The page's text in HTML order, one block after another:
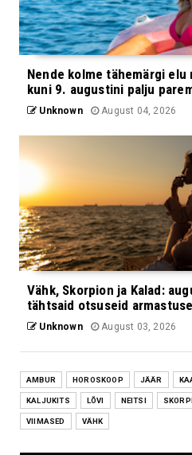
Nende kolme tähemärgi
kuni 9. augustini palju
Unknown August 04, 2026
Vähk, Skorpion ja Kalad:
tähtsaid otsuseid
Unknown August 03, 2026
AMBUR HOROSKOOP JÄÄR
KALJUKITS LÕVI NEITSI
VIIMASED VÄHK